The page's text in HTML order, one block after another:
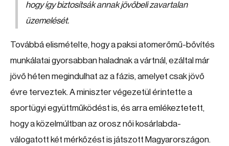
hogy így biztosítsák annak jövőbeli zavartalan
üzemelését.
Továbbá elismételte, hogy a paksi atomerőmű-bővítés
munkálatai gyorsabban haladnak a vártnál, ezáltal már
jövő héten megindulhat az a fázis, amelyet csak jövő
évre terveztek. A miniszter végezetül érintette a
sportügyi együttműködést is, és arra emlékeztetett,
hogy a közelmúltban az orosz női kosárlabda-
válogatott két mérkőzést is játszott Magyarországon.